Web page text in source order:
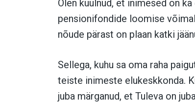
Olen kuulnud, et inimesed on
pensionifondide loomise
nõude pärast on plaan katki
Sellega, kuhu sa oma raha
teiste inimeste elukeskkonda.
juba märganud, et Tuleva on